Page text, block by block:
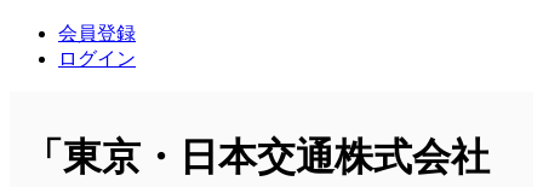
会員登録
ログイン
「東京・日本交通株式会社